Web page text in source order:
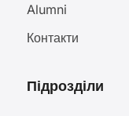
Alumni
Контакти
Підрозділи